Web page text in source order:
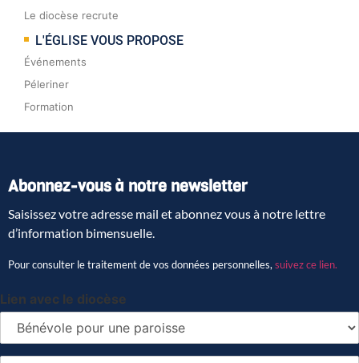
Le diocèse recrute
L'ÉGLISE VOUS PROPOSE
Événements
Péleriner
Formation
Abonnez-vous à notre newsletter
Saisissez votre adresse mail et abonnez vous à notre lettre
d’information bimensuelle.
Pour consulter le traitement de vos données personnelles, suivez ce lien.
Lien avec le diocèse